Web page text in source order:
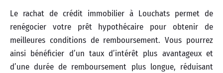
Le rachat de crédit immobilier à Louchats permet de
renégocier votre prêt hypothécaire pour obtenir de
meilleures conditions de remboursement. Vous pourrez
ainsi bénéficier d’un taux d’intérêt plus avantageux et
d’une durée de remboursement plus longue, réduisant